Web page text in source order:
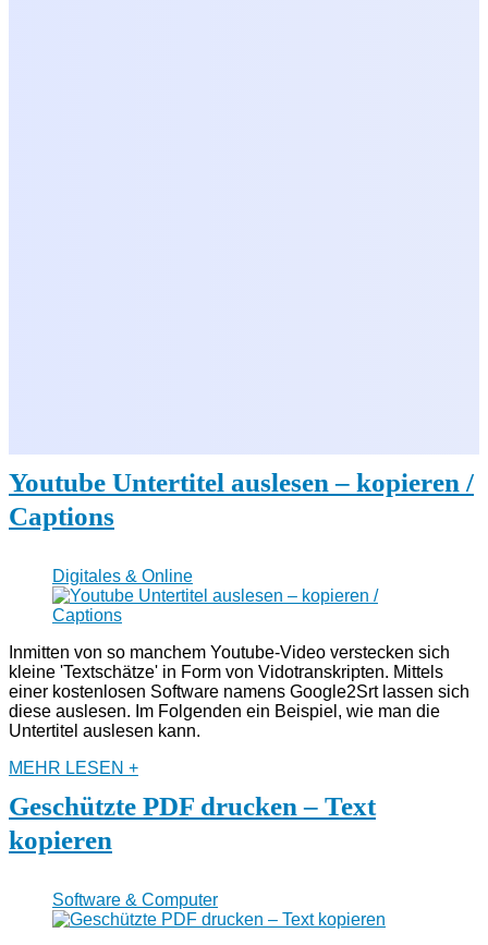
Youtube Untertitel auslesen – kopieren /
Captions
Digitales & Online
Inmitten von so manchem Youtube-Video verstecken sich
kleine 'Textschätze' in Form von Vidotranskripten. Mittels
einer kostenlosen Software namens Google2Srt lassen sich
diese auslesen. Im Folgenden ein Beispiel, wie man die
Untertitel auslesen kann.
MEHR LESEN +
Geschützte PDF drucken – Text
kopieren
Software & Computer